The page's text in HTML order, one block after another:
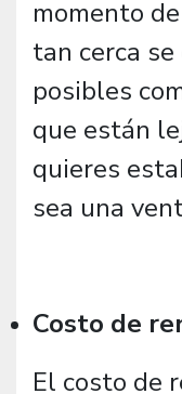
momento
tan cerca
posibles
que están
quieres
sea una
Costo de
El costo de